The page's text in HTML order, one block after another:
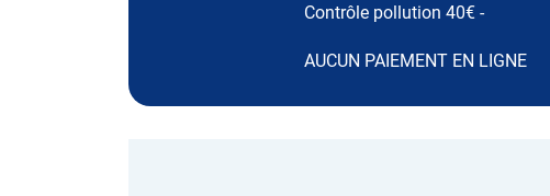
Contrôle pollution 40€ -
AUCUN PAIEMENT EN LIGNE